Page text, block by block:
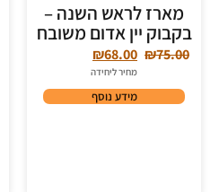
מארז לראש השנה –
בקבוק יין אדום משובח
₪75.00
₪68.00
מחיר ליחידה
מידע נוסף